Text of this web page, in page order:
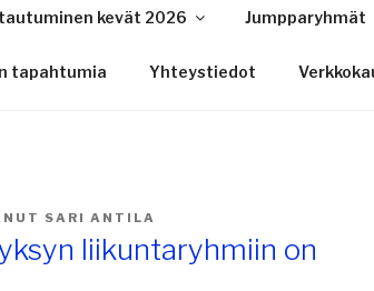
kevät 2026 Jumpparyhmät
tapahtumia Yhteystiedot
SARI ANTILA
liikuntaryhmiin on